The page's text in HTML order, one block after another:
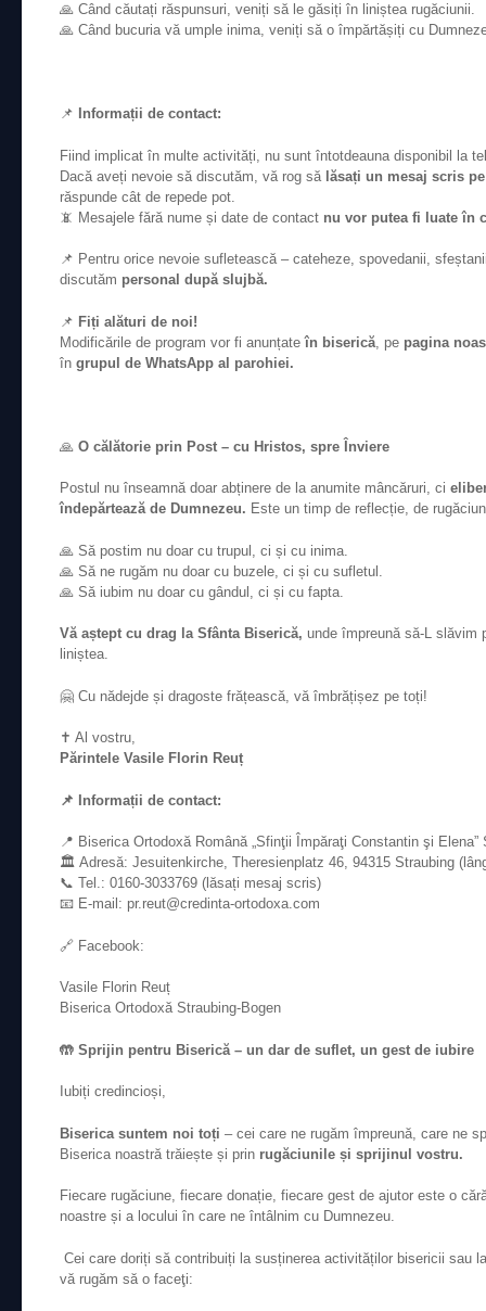
🙏 Când căutați răspunsuri, veniți să le găsiți în liniștea rugăciunii.
🙏 Când bucuria vă umple inima, veniți să o împărtășiți cu
📌 Informații de contact:
Fiind implicat în multe activități, nu sunt întotdeauna disponibil la
Dacă aveți nevoie să discutăm, vă rog să lăsați un mesaj scris
răspunde cât de repede pot.
📵 Mesajele fără nume și date de contact nu vor putea fi luate în
📌 Pentru orice nevoie sufletească – cateheze, spovedanii,
discutăm personal după slujbă.
📌 Fiți alături de noi!
Modificările de program vor fi anunțateîn biserică , pe pagina
în grupul de WhatsApp al parohiei.
🙏 O călătorie prin Post – cu Hristos, spre Înviere
Postul nu înseamnă doar abținere de la anumite mâncăruri, ci
îndepărtează de Dumnezeu. Este un timp de reflecție, de
🙏 Să postim nu doar cu trupul, ci și cu inima.
🙏 Să ne rugăm nu doar cu buzele, ci și cu sufletul.
🙏 Să iubim nu doar cu gândul, ci și cu fapta.
Vă aștept cu drag la Sfânta Biserică, unde împreună să-L slăvim
liniștea.
🤗 Cu nădejde și dragoste frățească, vă îmbrățișez pe toți!
✝️ Al vostru,
Părintele Vasile Florin Reuț
📌 Informații de contact:
📍 Biserica Ortodoxă Română „Sfinţii Împăraţi Constantin şi Elena”
🏛 Adresă: Jesuitenkirche, Theresienplatz 46, 94315 Straubing
📞 Tel.: 0160-3033769 (lăsați mesaj scris)
📧 E-mail: pr.reut@credinta-ortodoxa.com
🔗 Facebook:
Vasile Florin Reuț
Biserica Ortodoxă Straubing-Bogen
🤲 Sprijin pentru Biserică – un dar de suflet, un gest de iubire
Iubiți credincioși,
Biserica suntem noi toți – cei care ne rugăm împreună, care ne
Biserica noastră trăiește și prin rugăciunile și sprijinul vostru.
Fiecare rugăciune, fiecare donație, fiecare gest de ajutor este o
noastre și a locului în care ne întâlnim cu Dumnezeu.
Cei care doriți să contribuiți la susținerea activităților bisericii sau
vă rugăm să o faceţi: